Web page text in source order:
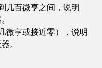
几百微亨之间，说明
微亨或接近零），说明
。